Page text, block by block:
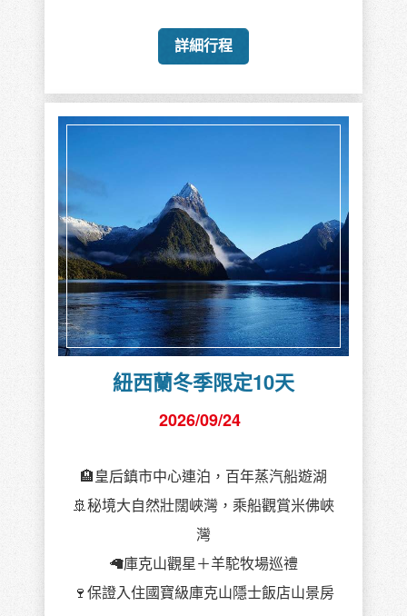
詳細行程
紐西蘭冬季限定10天
2026/09/24
🏨皇后鎮市中心連泊，百年蒸汽船遊湖
🚢秘境大自然壯闊峽灣，乘船觀賞米佛峽
灣
🦙庫克山觀星＋羊駝牧場巡禮
🍷保證入住國寶級庫克山隱士飯店山景房